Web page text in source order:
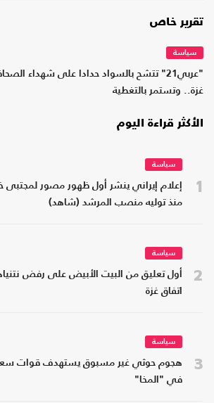
تقرير خاص
سياسة
"عربي21" تتشح بالسواد حدادا على شهداء
غزة.. وتستمر بالتغطية
الأكثر قراءة اليوم
سياسة
إعلام إيراني ينشر أول ظهور مصور لمجتبى
منذ توليه منصب المرشد (شاهد)
2
سياسة
أول تعليق من البيت الأبيض على رفض
اتفاق غزة
3
سياسة
هجوم حوثي غير مسبوق يستهدف قوات
في "المخا"